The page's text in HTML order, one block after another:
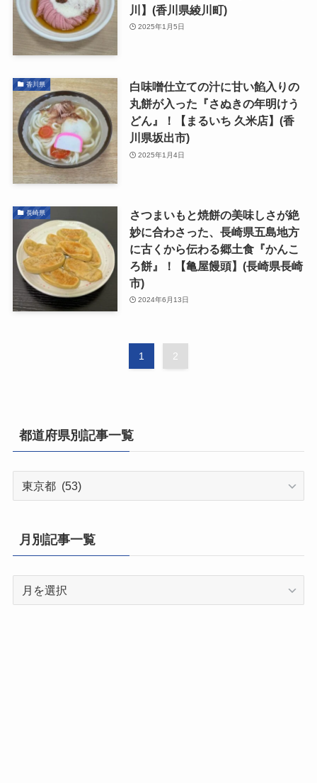
川】(香川県綾川町)
2025年1月5日
香川県
白味噌仕立ての汁に甘い餡入りの
丸餅が入った『さぬきの年明けう
どん』！【まるいち 久米店】(香
川県坂出市)
2025年1月4日
長崎県
さつまいもと焼餅の美味しさが絶
妙に合わさった、長崎県五島地方
に古くから伝わる郷土食『かんこ
ろ餅』！【亀屋饅頭】(長崎県長崎
市)
2024年6月13日
1 2
都道府県別記事一覧
県
別
一
月別記事一覧